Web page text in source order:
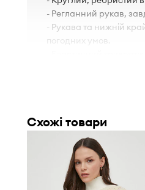
- Регланний рукав,
- Рукава та нижній
погодних умов.
Схожі товари